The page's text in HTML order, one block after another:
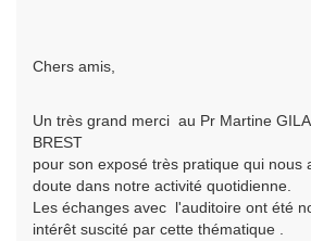
Chers amis,
Un très grand merci au Pr Martine
BREST
pour son exposé très pratique qui nous
doute dans notre activité quotidienne.
Les échanges avec l'auditoire ont été
intérêt suscité par cette thématique .